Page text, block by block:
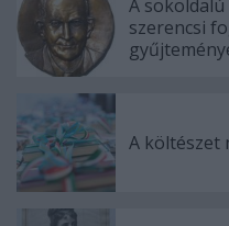
A
szerencsi
A költészet